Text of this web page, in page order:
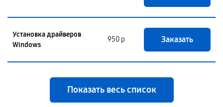
Установка драйверов
Windows
950 р Заказать
Показать весь список